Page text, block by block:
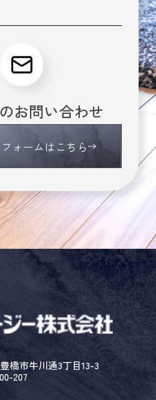
お問い合わせ
ォームはこちら
橋市牛川通3丁目13-3
207